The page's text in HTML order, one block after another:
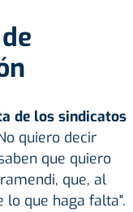
de los sindicatos
quiero decir
que quiero
que, al
que haga falta".